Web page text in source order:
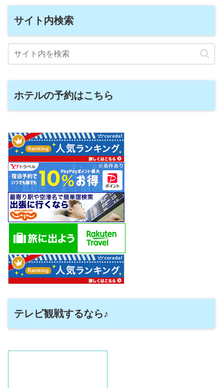
サイト内検索
ホテルの予約はこちら
テレビ観戦するなら♪